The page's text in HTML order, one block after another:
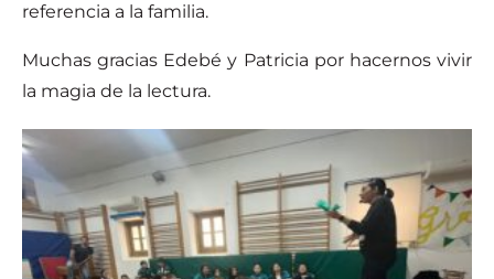
referencia a la familia.
Muchas gracias Edebé y Patricia por hacernos vivir
la magia de la lectura.